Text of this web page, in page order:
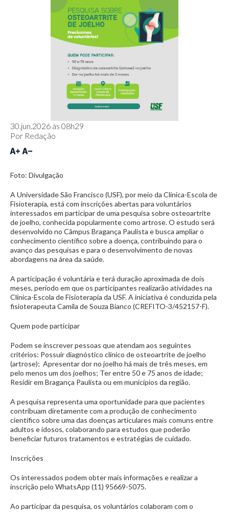
30.jun.2026 às 08h29
Por Redação
Foto: Divulgação
A Universidade São Francisco (USF), por meio da Clínica-Escola de
Fisioterapia, está com inscrições abertas para voluntários
interessados em participar de uma pesquisa sobre osteoartrite
de joelho, conhecida popularmente como artrose. O estudo será
desenvolvido no Câmpus Bragança Paulista e busca ampliar o
conhecimento científico sobre a doença, contribuindo para o
avanço das pesquisas e para o desenvolvimento de novas
abordagens na área da saúde.
A participação é voluntária e terá duração aproximada de dois
meses, período em que os participantes realizarão atividades na
Clínica-Escola de Fisioterapia da USF. A iniciativa é conduzida pela
fisioterapeuta Camila de Souza Bianco (CREFITO-3/452157-F).
Quem pode participar
Podem se inscrever pessoas que atendam aos seguintes
critérios: Possuir diagnóstico clínico de osteoartrite de joelho
(artrose); Apresentar dor no joelho há mais de três meses, em
pelo menos um dos joelhos; Ter entre 50 e 75 anos de idade;
Residir em Bragança Paulista ou em municípios da região.
A pesquisa representa uma oportunidade para que pacientes
contribuam diretamente com a produção de conhecimento
científico sobre uma das doenças articulares mais comuns entre
adultos e idosos, colaborando para estudos que poderão
beneficiar futuros tratamentos e estratégias de cuidado.
Inscrições
Os interessados podem obter mais informações e realizar a
inscrição pelo WhatsApp (11) 95669-5075.
Ao participar da pesquisa, os voluntários colaboram com o